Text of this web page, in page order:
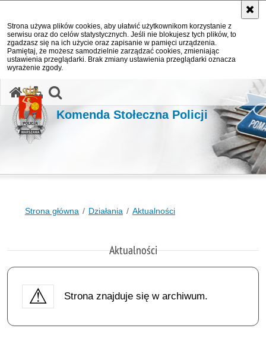
Strona używa plików cookies, aby ułatwić użytkownikom korzystanie z
serwisu oraz do celów statystycznych. Jeśli nie blokujesz tych plików, to
zgadzasz się na ich użycie oraz zapisanie w pamięci urządzenia.
Pamiętaj, że możesz samodzielnie zarządzać cookies, zmieniając
ustawienia przeglądarki. Brak zmiany ustawienia przeglądarki oznacza
wyrażenie zgody.
Komenda Stołeczna Policji
Strona główna Działania Aktualności
Aktualności
Strona znajduje się w archiwum.